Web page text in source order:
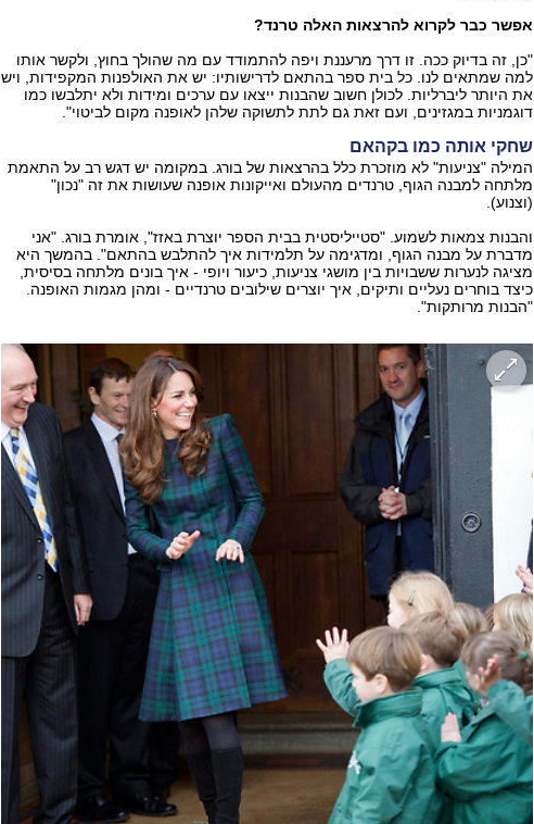
אפשר כבר לקרוא להרצאות האלה טרנד?
"כן, זה בדיוק ככה. זו דרך מרעננת ויפה להתמודד עם מה שהולך בחוץ, ולקשר אותו
למה שמתאים לנו. כל בית ספר בהתאם לדרישותיו: יש את האולפנות המקפידות, ויש
את היותר ליברליות. לכולן חשוב שהבנות ייצאו עם ערכים ומידות ולא יתלבשו כמו
דוגמניות במגזינים, ועם זאת גם לתת לתשוקה שלהן לאופנה מקום לביטוי".
שחקי אותה כמו בקהאם
המילה "צניעות" לא מוזכרת כלל בהרצאות של בורג. במקומה יש דגש רב על התאמת
מלתחה למבנה הגוף, טרנדים מהעולם ואייקונות אופנה שעושות את זה "נכון"
(וצנוע).
והבנות צמאות לשמוע. "סטייליסטית בבית הספר יוצרת באזז", אומרת בורג. "אני
מדברת על מבנה הגוף, ומדגימה על תלמידות איך להתלבש בהתאם". בהמשך היא
מציגה לנערות ששבויות בין מושגי צניעות, כיעור ויופי - איך בונים מלתחה בסיסית,
כיצד בוחרים נעליים ותיקים, איך יוצרים שילובים טרנדיים - ומהן מגמות האופנה.
"הבנות מרותקות".